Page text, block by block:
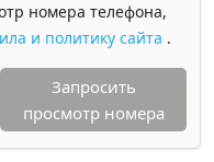
номера телефона,
и политику сайта .
Запросить
просмотр номера